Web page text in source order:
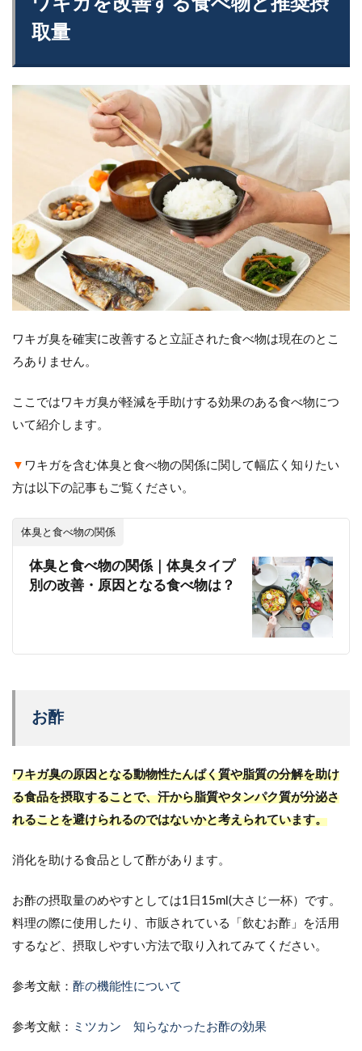
ワキガを改善する食べ物と推奨摂
取量
ワキガ臭を確実に改善すると立証された食べ物は現在のとこ
ろありません。
ここではワキガ臭が軽減を手助けする効果のある食べ物につ
いて紹介します。
▼ ワキガを含む体臭と食べ物の関係に関して幅広く知りたい
方は以下の記事もご覧ください。
体臭と食べ物の関係
体臭と食べ物の関係｜体臭タイプ
別の改善・原因となる食べ物は？
お酢
ワキガ臭の原因となる動物性たんぱく質や脂質の分解を助け
る食品を摂取することで、汗から脂質やタンパク質が分泌さ
れることを避けられるのではないかと考えられています。
消化を助ける食品として酢があります。
お酢の摂取量のめやすとしては1日15ml(大さじ一杯）です。
料理の際に使用したり、市販されている「飲むお酢」を活用
するなど、摂取しやすい方法で取り入れてみてください。
参考文献： 酢の機能性について
参考文献： ミツカン 知らなかったお酢の効果